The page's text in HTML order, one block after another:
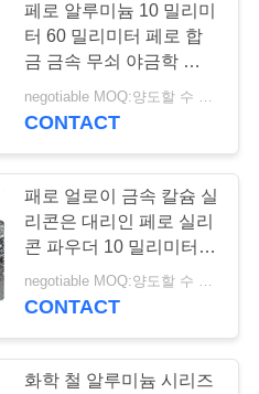
페로 알루미늄 10 밀리미
터 60 밀리미터 페로 합
금 금속 무쇠 야금학 탈산
negotiable MOQ:양도할 수 있는
CONTACT
패로 얼로이 금속 칼슘 실
리콘은 대리인 페로 실리
콘 파우더 10 밀리미터
40 밀리미터를 따뜻하게
하는 것 사용했습니다
negotiable MOQ:양도할 수 있는
CONTACT
화학 철 알루미늄 시리즈